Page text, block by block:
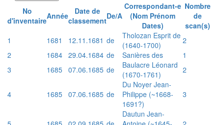
No
d'inventaireAnnée
Date de
classementDe/A
Correspondant-e
(Nom Prénom
Dates)
Nombre
de
scan(s)
1
1681 12.11.1681 de
Tholozan Esprit de
(1640-1700)
2
2
1684 29.04.1684 de Sanières des
1
3
1685 07.06.1685 de
Baulacre Léonard
(1670-1761)
2
4 1685 07.06.1685 de
Du Noyer Jean-
Philippe (~1668-
1691?)
3
Dautun Jean-